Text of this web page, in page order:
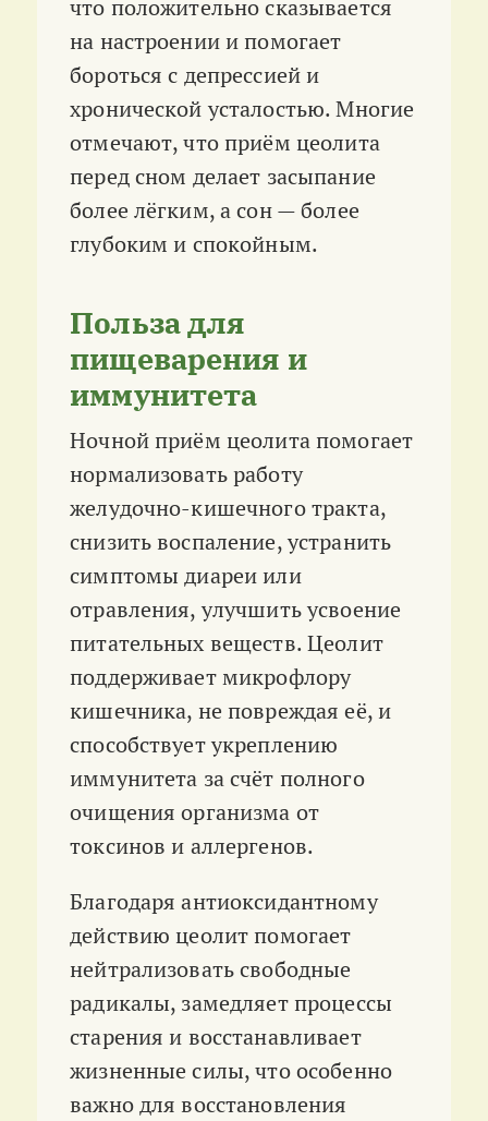
что положительно сказывается
на настроении и помогает
бороться с депрессией и
хронической усталостью. Многие
отмечают, что приём цеолита
перед сном делает засыпание
более лёгким, а сон — более
глубоким и спокойным.
Польза для
пищеварения и
иммунитета
Ночной приём цеолита помогает
нормализовать работу
желудочно-кишечного тракта,
снизить воспаление, устранить
симптомы диареи или
отравления, улучшить усвоение
питательных веществ. Цеолит
поддерживает микрофлору
кишечника, не повреждая её, и
способствует укреплению
иммунитета за счёт полного
очищения организма от
токсинов и аллергенов.
Благодаря антиоксидантному
действию цеолит помогает
нейтрализовать свободные
радикалы, замедляет процессы
старения и восстанавливает
жизненные силы, что особенно
важно для восстановления